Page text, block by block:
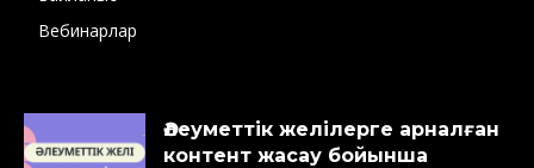
Вебинарлар
Әлеуметтік желілерге арналған
контент жасау бойынша